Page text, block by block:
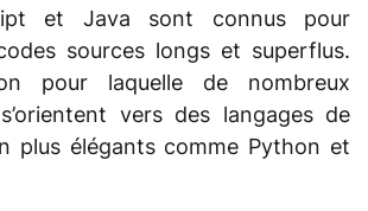
et Java sont connus pour
sources longs et superflus.
pour laquelle de nombreux
vers des langages de
plus élégants comme Python et